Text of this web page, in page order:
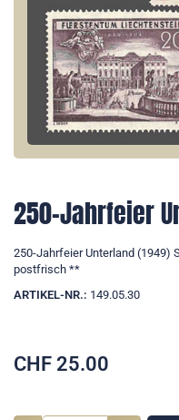
250-Jahrfeier
250-Jahrfeier Unterland (1949)
postfrisch **
ARTIKEL-NR.: 149.05.30
CHF 25.00